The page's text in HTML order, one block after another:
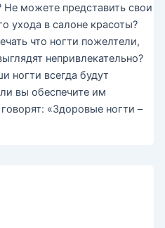
можете представить свои
ухода в салоне красоты?
что ногти пожелтели,
непривлекательно?
ногти всегда будут
вы обеспечите им
«Здоровые ногти –